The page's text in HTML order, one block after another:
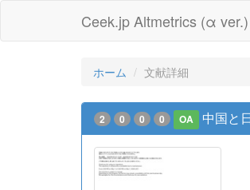
Ceek.jp Altmetrics (α ver.)
ホーム 文献詳細
2 0 0 0 OA 中国と